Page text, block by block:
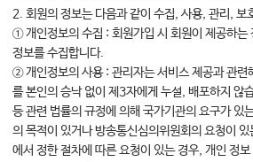
2. 회원의 정보는 다음과 같이 수집, 사용, 관리, 보
① 개인정보의 수집 : 회원가입 시 회원이 제공하는
정보를 수집합니다.
② 개인정보의 사용 : 관리자는 서비스 제공과 관련
를 본인의 승낙 없이 제3자에게 누설, 배포하지 않
등 관련 법률의 규정에 의해 국가기관의 요구가 있
의 목적이 있거나 방송통신심의위원회의 요청이
에서 정한 절차에 따른 요청이 있는 경우, 개인 정